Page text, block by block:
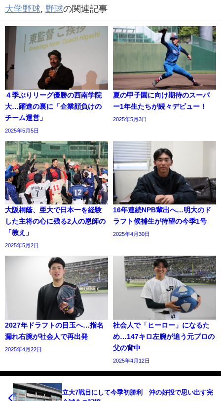
大学野球, 野球の関連記事
４季ぶりリーグ優勝の西南学院
大…躍進の裏に「企業顔負けの
チーム運営」
2025年5月5日
夏の甲子園に向け期待のスーパ
ー1年生たちが続々デビュー！
2025年5月3日
大阪桐蔭、亜大で日本一を経験
した主将の心に残る2人の恩師の
「教え」
2025年5月2日
16年連続NPB輩出へ…明大のド
ラフト候補生が待望の今季1号
2025年4月30日
2027年ドラフトの目玉へ…指名
漏れ右腕が社会人で再出発
2025年4月22日
社会人で「ヒーロー」になるた
め…147キロ左腕が追う元プロの
父の背中
2025年4月12日
立大7戦目にして今季初勝利 沖の好投で思い出す完